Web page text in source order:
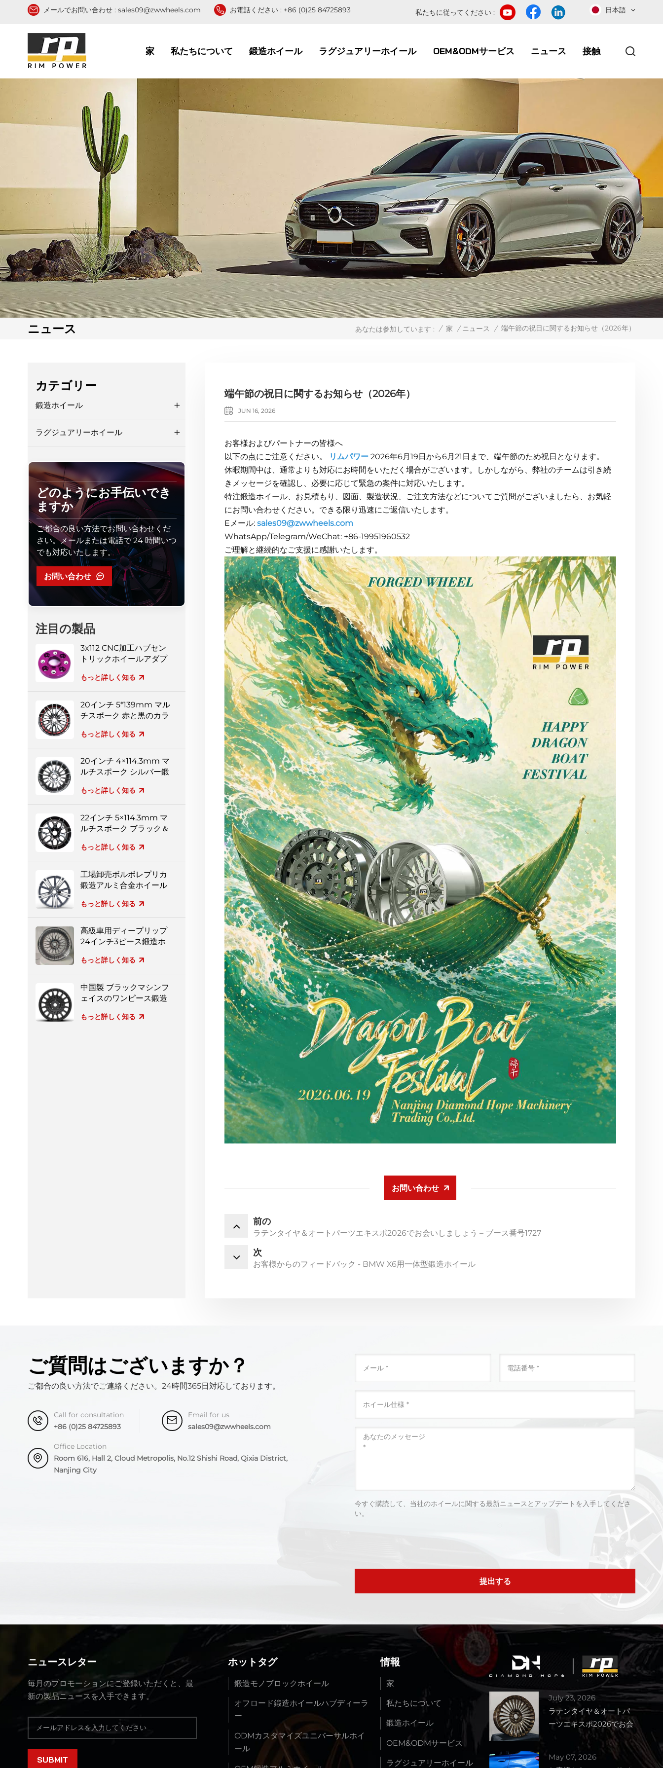
メールでお問い合わせ : sales09@zwwheels.com お電話ください : +86 (0)25 84725893 日本語
私たちに従ってください :
家 私たちについて 鍛造ホイール ラグジュアリーホイール OEM&ODMサービス ニュース 接触
ニュース あなたは参加しています : / 家 / ニュース / 端午節の祝日に関するお知らせ（2026年）
端午節の祝日に関するお知らせ（2026年）
JUN 16, 2026
お客様およびパートナーの皆様へ
以下の点にご注意ください。
リムパワー2026年6月19日から6月21日まで、端午節のため祝日となります。
休暇期間中は、通常よりも対応にお時間をいただく場合がございます。しかしながら、弊社のチームは引き続
きメッセージを確認し、必要に応じて緊急の案件に対応いたします。
特注鍛造ホイール、お見積もり、図面、製造状況、ご注文方法などについてご質問がございましたら、お気軽
にお問い合わせください。できる限り迅速にご返信いたします。
Eメール:sales09@zwwheels.com
WhatsApp/Telegram/WeChat: +86-19951960532
ご理解と継続的なご支援に感謝いたします。
お問い合わせ
前の
ラテンタイヤ＆オートパーツエキスポ2026でお会いしましょう – ブース番号1727
次
お客様からのフィードバック - BMW X6用一体型鍛造ホイール
カテゴリー
鍛造ホイール
ラグジュアリーホイール
どのようにお手伝いでき
ますか
ご都合の良い方法でお問い合わせくだ
さい。メールまたは電話で 24 時間いつ
でも対応いたします。
お問い合わせ
注目の製品
3x112 CNC加工ハブセン
トリックホイールアダプ
もっと詳しく知る
20インチ 5*139mm マル
チスポーク 赤と黒のカラ
もっと詳しく知る
20インチ 4×114.3mm マ
ルチスポーク シルバー鍛
もっと詳しく知る
22インチ 5×114.3mm マ
ルチスポーク ブラック＆
鍛造ホイール
もっと詳しく知る
工場卸売ボルボレプリカ
鍛造アルミ合金ホイール
もっと詳しく知る
高級車用ディープリップ
24インチ3ピース鍛造ホ
もっと詳しく知る
中国製 ブラックマシンフ
ェイスのワンピース鍛造
もっと詳しく知る
ご質問はございますか？
ご都合の良い方法でご連絡ください。24時間365日対応しております。
Call for consultation
+86 (0)25 84725893
Email for us
sales09@zwwheels.com
Office Location
Room 616, Hall 2, Cloud Metropolis, No.12 Shishi Road, Qixia District,
Nanjing City
今すぐ購読して、当社のホイールに関する最新ニュースとアップデートを入手してくださ
い。
提出する
ニュースレター
毎月のプロモーションにご登録いただくと、最
新の製品ニュースを入手できます。
ホットタグ
鍛造モノブロックホイール
オフロード鍛造ホイールハブディーラ
ー
ODMカスタマイズユニバーサルホイ
ール
情報
家
私たちについて
鍛造ホイール
OEM&ODMサービス
ラグジュアリーホイール
July 23, 2026
ラテンタイヤ＆オートパ
ーツエキスポ2026でお会
いしましょう – ブース番
May 07, 2026